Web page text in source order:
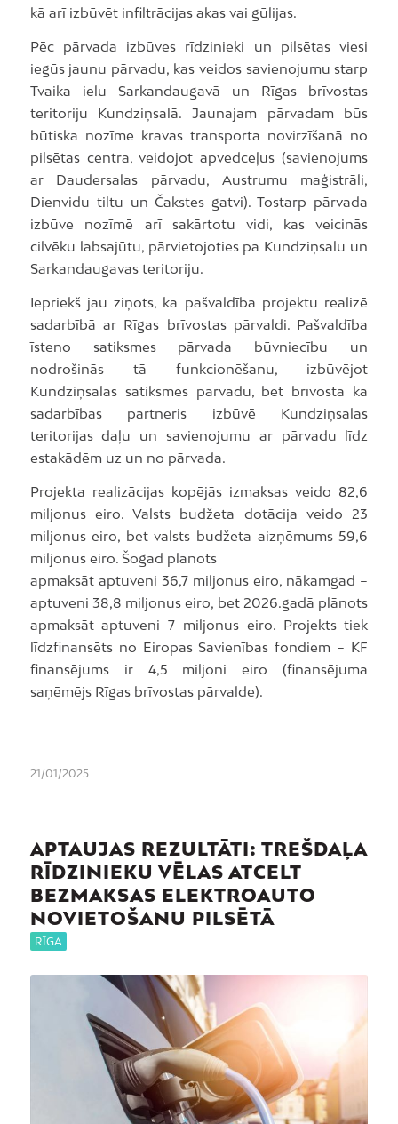
kā arī izbūvēt infiltrācijas akas vai gūlijas.
Pēc pārvada izbūves rīdzinieki un pilsētas viesi
iegūs jaunu pārvadu, kas veidos savienojumu starp
Tvaika ielu Sarkandaugavā un Rīgas brīvostas
teritoriju Kundziņsalā. Jaunajam pārvadam būs
būtiska nozīme kravas transporta novirzīšanā no
pilsētas centra, veidojot apvedceļus (savienojums
ar Daudersalas pārvadu, Austrumu maģistrāli,
Dienvidu tiltu un Čakstes gatvi). Tostarp pārvada
izbūve nozīmē arī sakārtotu vidi, kas veicinās
cilvēku labsajūtu, pārvietojoties pa Kundziņsalu un
Sarkandaugavas teritoriju.
Iepriekš jau ziņots, ka pašvaldība projektu realizē
sadarbībā ar Rīgas brīvostas pārvaldi. Pašvaldība
īsteno satiksmes pārvada būvniecību un
nodrošinās tā funkcionēšanu, izbūvējot
Kundziņsalas satiksmes pārvadu, bet brīvosta kā
sadarbības partneris izbūvē Kundziņsalas
teritorijas daļu un savienojumu ar pārvadu līdz
estakādēm uz un no pārvada.
Projekta realizācijas kopējās izmaksas veido 82,6
miljonus eiro. Valsts budžeta dotācija veido 23
miljonus eiro, bet valsts budžeta aizņēmums 59,6
miljonus eiro. Šogad plānots
apmaksāt aptuveni 36,7 miljonus eiro, nākamgad –
aptuveni 38,8 miljonus eiro, bet 2026.gadā plānots
apmaksāt aptuveni 7 miljonus eiro. Projekts tiek
līdzfinansēts no Eiropas Savienības fondiem – KF
finansējums ir 4,5 miljoni eiro (finansējuma
saņēmējs Rīgas brīvostas pārvalde).
21/01/2025
APTAUJAS REZULTĀTI: TREŠDAĻA
RĪDZINIEKU VĒLAS ATCELT
BEZMAKSAS ELEKTROAUTO
NOVIETOŠANU PILSĒTĀ
RĪGA